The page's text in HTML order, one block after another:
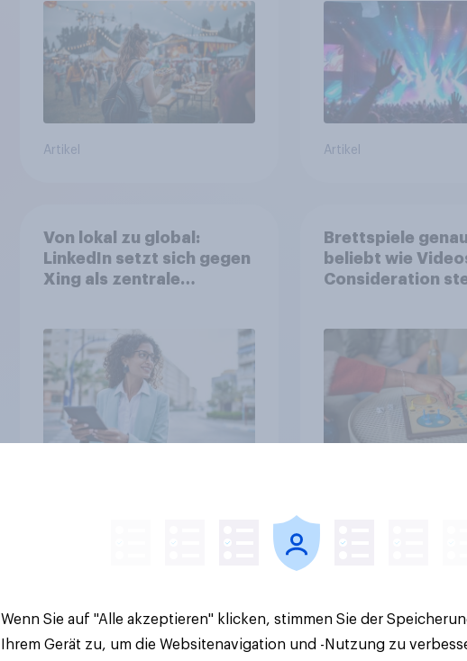
Artikel Artikel
Von lokal zu global:
LinkedIn setzt sich gegen
Xing als zentrale
Brettspiele
beliebt wie
Consideration
Wenn Sie auf "Alle akzeptieren" klicken, stimmen Sie der
Ihrem Gerät zu, um die Websitenavigation und -Nutzung zu